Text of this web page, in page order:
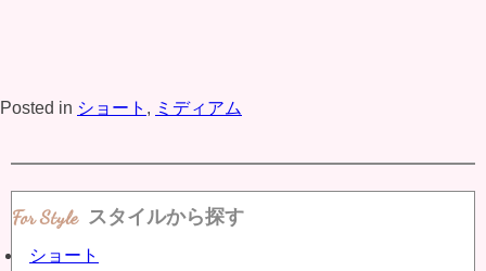
Posted in ショート , ミディアム
スタイルから探す
ショート